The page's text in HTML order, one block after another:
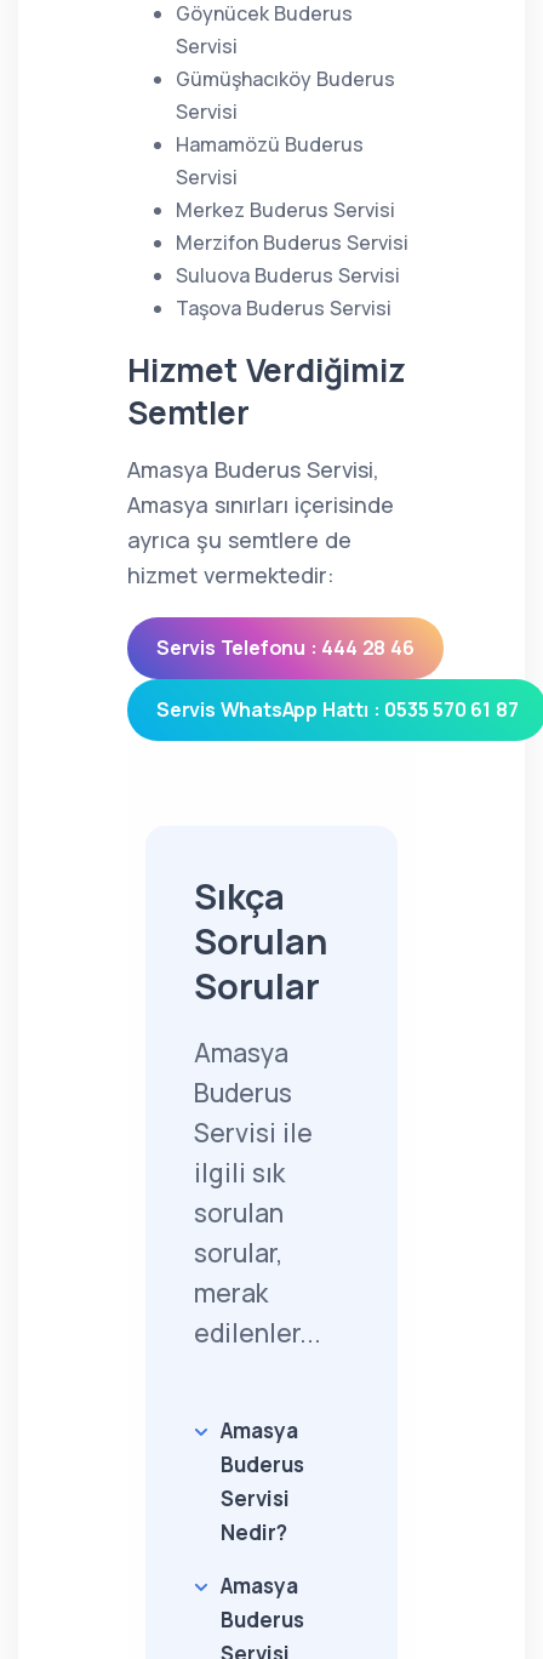
Göynücek Buderus
Servisi
Gümüşhacıköy Buderus
Servisi
Hamamözü Buderus
Servisi
Merkez Buderus Servisi
Merzifon Buderus Servisi
Suluova Buderus Servisi
Taşova Buderus Servisi
Hizmet Verdiğimiz
Semtler
Amasya Buderus Servisi,
Amasya sınırları içerisinde
ayrıca şu semtlere de
hizmet vermektedir:
Servis Telefonu : 444 28 46
Servis WhatsApp Hattı : 0535 570 61 87
Sıkça
Sorulan
Sorular
Amasya
Buderus
Servisi ile
ilgili sık
sorulan
sorular,
merak
edilenler...
Amasya
Buderus
Servisi
Nedir?
Amasya
Buderus